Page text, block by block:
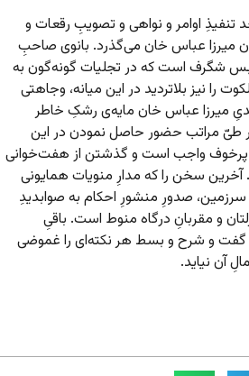
تنفیذِ اوامر و نواهی و تصویبِ رقعات و
میرزا عباس خان می‌گذرد. بانوی صاحبِ
بس شگرف است که در تجلیات گونه‌گون به
را نیز بلاتردید در این میانه، وجاهتی
میرزا عباس خان مایه‌ی رشکِ خاطر
طیّ مراتب حضور حاصل نمودن در این
پرخوف واجب است و گذشتن از هفت‌خوانی
آخرین سخن را که مدارِ منویات همایونی
صدورِ منشورِ احکام به صوابدیدِ
و مقربانِ درگاه منوط است. باقیِ
گفت و شرح و بسط هر نکته‌ای را غموضی
آن نیاید.